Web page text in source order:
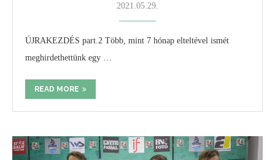
2021.05.29.
ÚJRAKEZDÉS part.2 Több, mint 7 hónap elteltével ismét
meghirdethettünk egy …
READ MORE